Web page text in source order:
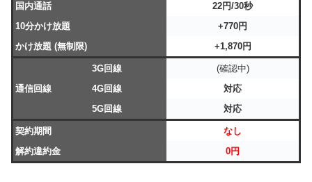
国内通話
22円/30秒
10分かけ放題
+770円
かけ放題 (無制限)
+1,870円
通信回線
3G回線
(確認中)
4G回線
対応
5G回線
対応
契約期間
なし
解約違約金
0円